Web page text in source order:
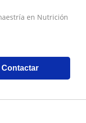
en Nutrición
Contactar